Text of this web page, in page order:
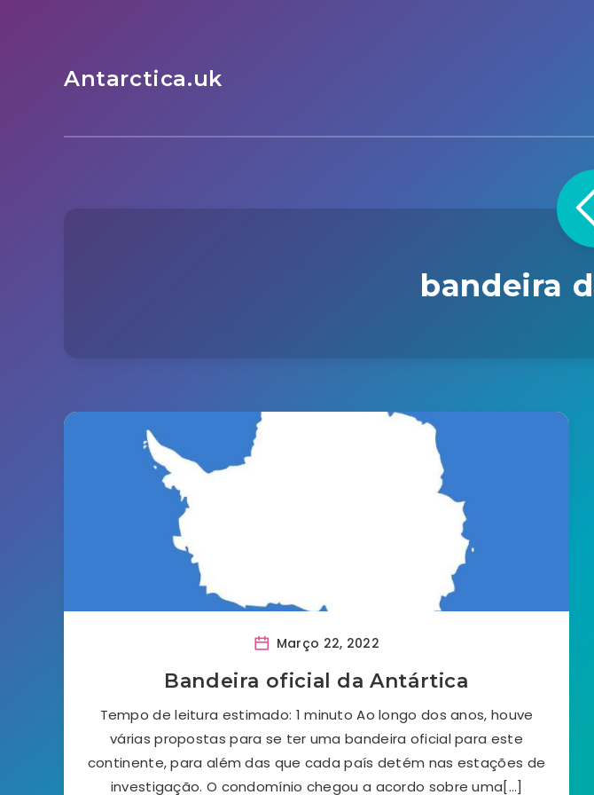
Antarctica.uk
bandeira
Março 22, 2022
Bandeira oficial da Antártica
Tempo de leitura estimado: 1 minuto Ao longo dos anos, houve
várias propostas para se ter uma bandeira oficial para este
continente, para além das que cada país detém nas estações de
investigação. O condomínio chegou a acordo sobre uma[…]